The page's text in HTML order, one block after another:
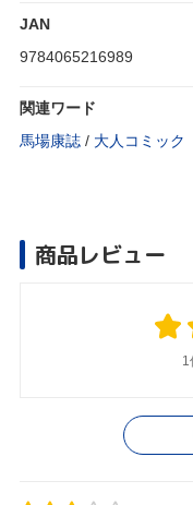
JAN
9784065216989
関連ワード
馬場康誌 / 大人コミック
商品レビュー
1